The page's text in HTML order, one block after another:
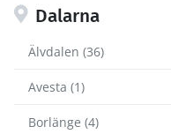
Dalarna
Älvdalen (36)
Avesta (1)
Borlänge (4)